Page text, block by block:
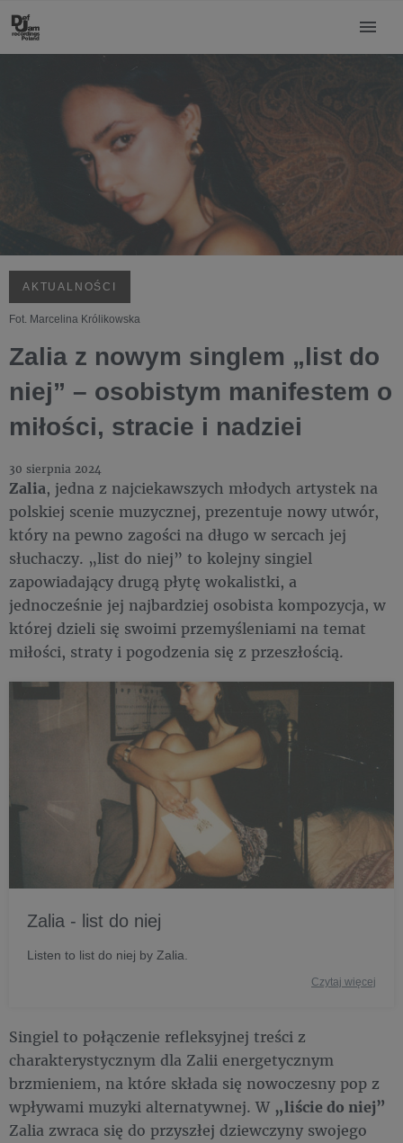
AKTUALNOŚCI
Fot. Marcelina Królikowska
Zalia z nowym singlem „list do
niej” – osobistym manifestem o
miłości, stracie i nadziei
30 sierpnia 2024
Zalia, jedna z najciekawszych młodych artystek na
polskiej scenie muzycznej, prezentuje nowy utwór,
który na pewno zagości na długo w sercach jej
słuchaczy. „list do niej” to kolejny singiel
zapowiadający drugą płytę wokalistki, a
jednocześnie jej najbardziej osobista kompozycja, w
której dzieli się swoimi przemyśleniami na temat
miłości, straty i pogodzenia się z przeszłością.
Zalia - list do niej
Listen to list do niej by Zalia.
Czytaj więcej
Singiel to połączenie refleksyjnej treści z
charakterystycznym dla Zalii energetycznym
brzmieniem, na które składa się nowoczesny pop z
wpływami muzyki alternatywnej. W „liście do niej”
Zalia zwraca się do przyszłej dziewczyny swojego